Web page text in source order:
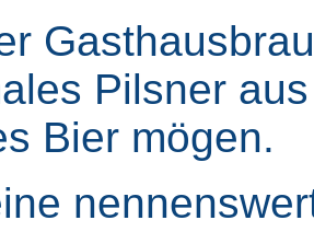
Pilsner
Bier mögen.